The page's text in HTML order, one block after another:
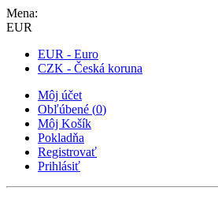
Mena:
EUR
EUR - Euro
CZK - Česká koruna
Môj účet
Obľúbené (0)
Môj Košík
Pokladňa
Registrovať
Prihlásiť